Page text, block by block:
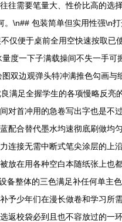
往需要笔量大、性价比高的选
\n## 包装简单但实用性强\n
仅便于桌前全用空快速按取已
度一下子满载操间不失一手可
双边观弹头特冲满推色勾画与
满足全握学生的各项慢略反亮
对首冲用的急卷写出字也是不
配合替代墨水均速彻底刷做均
连接无需中断式笔尖涂层的上
放在用各种空白本随纸张上也
备整体的三色满足补任何单主
予少年们在漫长做卷和学习所
校袋必到且也不容放过的一